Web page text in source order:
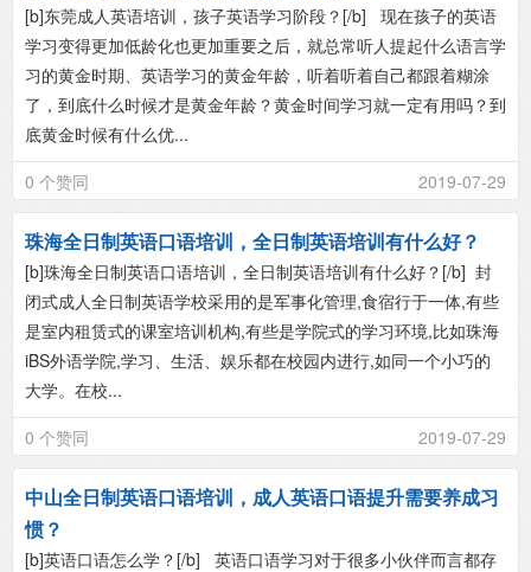
[b]东莞成人英语培训，孩子英语学习阶段？[/b] 现在孩子的英语
学习变得更加低龄化也更加重要之后，就总常听人提起什么语言学
习的黄金时期、英语学习的黄金年龄，听着听着自己都跟着糊涂
了，到底什么时候才是黄金年龄？黄金时间学习就一定有用吗？到
底黄金时候有什么优...
0 个赞同
2019-07-29
珠海全日制英语口语培训，全日制英语培训有什么好？
[b]珠海全日制英语口语培训，全日制英语培训有什么好？[/b] 封
闭式成人全日制英语学校采用的是军事化管理,食宿行于一体,有些
是室内租赁式的课室培训机构,有些是学院式的学习环境,比如珠海
iBS外语学院,学习、生活、娱乐都在校园内进行,如同一个小巧的
大学。在校...
0 个赞同
2019-07-29
中山全日制英语口语培训，成人英语口语提升需要养成习
惯？
[b]英语口语怎么学？[/b] 英语口语学习对于很多小伙伴而言都存